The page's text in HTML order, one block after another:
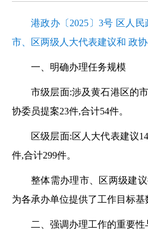
港政办〔2025〕3号 区人
市、区两级人大代表建议和 政
一、明确办理任务规模
市级层面:涉及黄石港区的
协委员提案23件,合计54件。
区级层面:区人大代表建议
件,合计299件。
整体需办理市、区两级建
为各承办单位提供了工作目标基
二、强调办理工作的重要性